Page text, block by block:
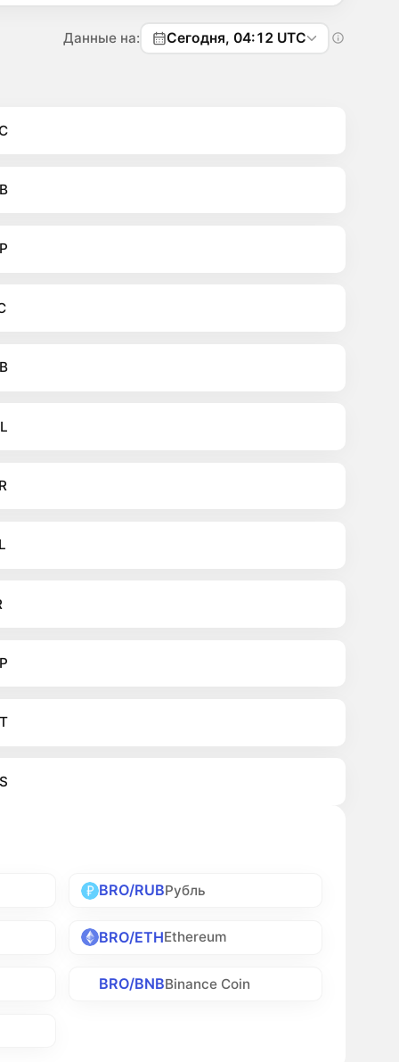
Данные на: Сегодня, 04:12 UTC
BRO/RUBРубль
BRO/ETHEthereum
BRO/BNBBinance Coin